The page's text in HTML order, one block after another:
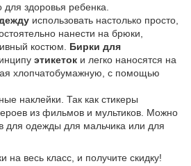
здоровья ребенка.
использовать настолько просто,
нанести на брюки,
костюм. Бирки для
этикеток и легко наносятся на
хлопчатобумажную, с помощью
наклейки. Так как стикеры
из фильмов и мультиков. Можно
для одежды для мальчика или для
на весь класс, и получите скидку!